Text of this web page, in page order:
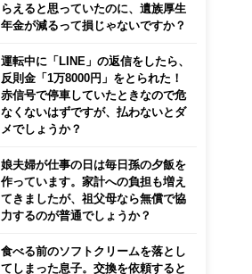
らえると思っていたのに、遺族厚生
年金が減るって損じゃないですか？
運転中に「LINE」の返信をしたら、
反則金「1万8000円」をとられた！
赤信号で停車していたときなので危
なくないはずですが、払わないとダ
メでしょうか？
娘夫婦が仕事の日は毎日孫の夕飯を
作っています。家計への負担も増え
てきましたが、祖父母なら無償で協
力するのが普通でしょうか？
食べる前のソフトクリームを落とし
てしまった息子。交換を依頼すると